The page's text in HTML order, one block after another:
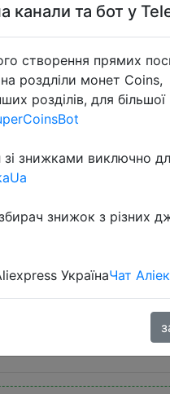
】Teclast
6GB
12 Tablete
канали та бот у
створення прямих
роздліли монет Coins,
розділів, для більшої
зі знижками виключно
знижок з різних
УкраїнаЧат